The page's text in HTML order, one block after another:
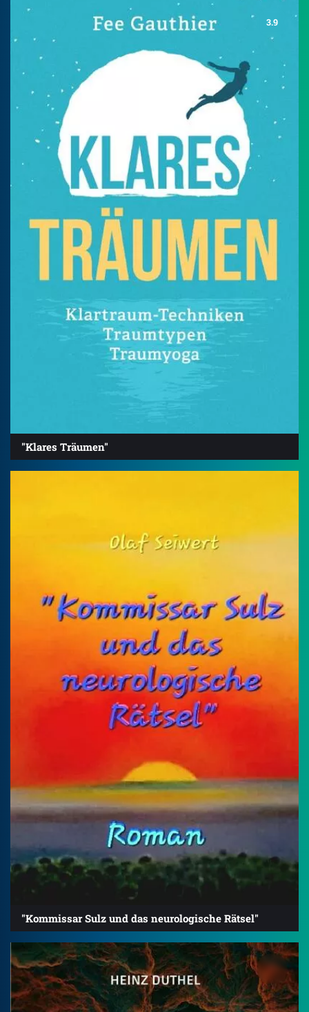
3.9
"Klares Träumen"
"Kommissar Sulz und das neurologische Rätsel"